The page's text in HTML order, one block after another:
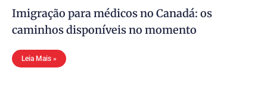
Imigração para médicos no Canadá: os
caminhos disponíveis no momento
Leia Mais »